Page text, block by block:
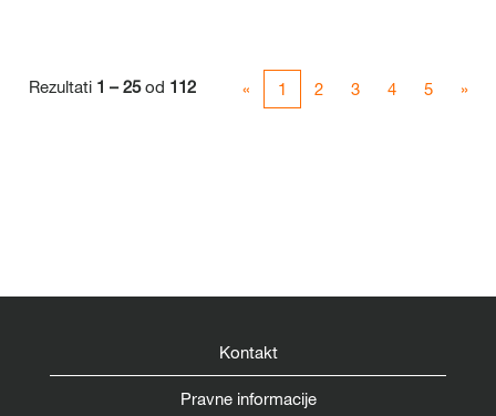
Rezultati 1 – 25od 112 « 1 2 3 4 5 »
Kontakt
Pravne informacije